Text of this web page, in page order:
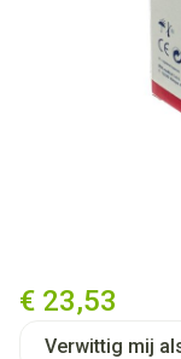
€ 23,53
Verwittig mij